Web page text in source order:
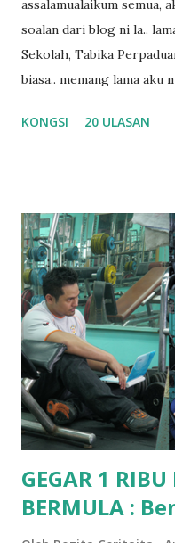
assalamualaikum semua,
soalan dari blog ni la..
Sekolah, Tabika
biasa.. memang lama aku
ko.. masa tu aku baru je
tanya sapa-sapa pun
jugak masa alahai
terasa jugak semakin
kat salah satu tadika
pun tak tau.. pengsan
mungkin sebab abg long
masalah dyslexia.. tapi
dyslexia tu.. lepas tu kami
KONGSI 20 ULASAN
GEGAR 1
BERMULA :